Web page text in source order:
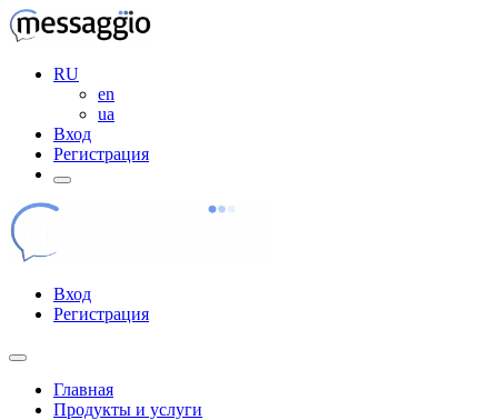
RU
en
ua
Вход
Регистрация
Вход
Регистрация
Главная
Продукты и услуги